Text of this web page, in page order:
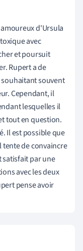
d'Ursula
avec
et poursuit
Rupert a de
souvent
Cependant, il
lesquelles il
tout en question.
Il est possible que
tente de convaincre
par une
avec les deux
pense avoir